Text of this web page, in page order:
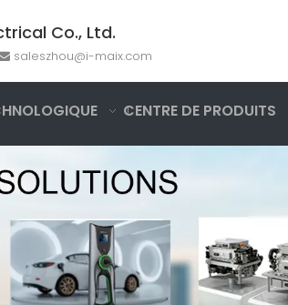
Co., Ltd.
saleszhou@i-maix.com
CENTRE DE PRODUITS